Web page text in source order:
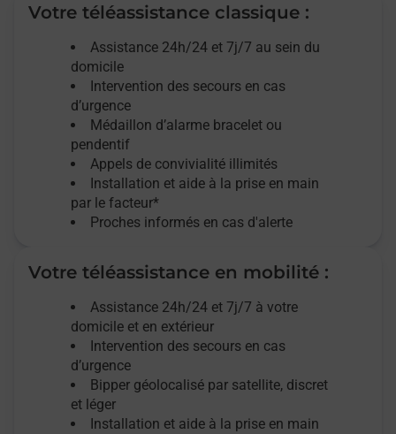
Votre téléassistance classique :
Assistance 24h/24 et 7j/7 au sein du
domicile
Intervention des secours en cas
d’urgence
Médaillon d’alarme bracelet ou
pendentif
Appels de convivialité illimités
Installation et aide à la prise en main
par le facteur*
Proches informés en cas d'alerte
Votre téléassistance en mobilité :
Assistance 24h/24 et 7j/7 à votre
domicile et en extérieur
Intervention des secours en cas
d’urgence
Bipper géolocalisé par satellite, discret
et léger
Installation et aide à la prise en main